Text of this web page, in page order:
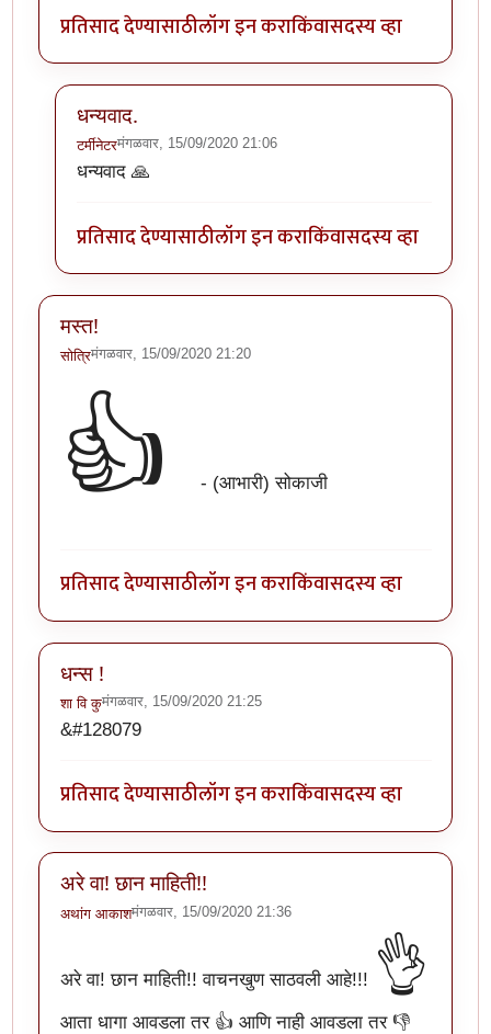
प्रतिसाद देण्यासाठीलॉग इन कराकिंवासदस्य व्हा
धन्यवाद.
टर्मीनेटरमंगळवार, 15/09/2020 21:06
In reply to
धन्यवाद 🙏
प्रतिसाद देण्यासाठीलॉग इन कराकिंवासदस्य व्हा
मस्त!
सोत्रिमंगळवार, 15/09/2020 21:20
👍 - (आभारी) सोकाजी
प्रतिसाद देण्यासाठीलॉग इन कराकिंवासदस्य व्हा
धन्स !
शा वि कुमंगळवार, 15/09/2020 21:25
&#128079
प्रतिसाद देण्यासाठीलॉग इन कराकिंवासदस्य व्हा
अरे वा! छान माहिती!!
अथांग आकाशमंगळवार, 15/09/2020 21:36
अरे वा! छान माहिती!! वाचनखुण साठवली आहे!!! 👌
आता धागा आवडला तर 👍 आणि नाही आवडला तर 👎